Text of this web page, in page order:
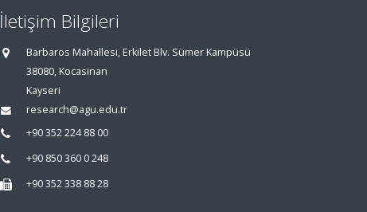
İletişim Bilgileri
Barbaros Mahallesi, Erkilet Blv. Sümer Kampüsü
38080, Kocasinan
Kayseri
research@agu.edu.tr
+90 352 224 88 00
+90 850 360 0 248
+90 352 338 88 28